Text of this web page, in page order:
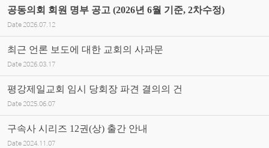
공동의회 회원 명부 공고 (2026년 6월 기준, 2차수정)
Date 2026.07.12
최근 언론 보도에 대한 교회의 사과문
Date 2026.03.17
평강제일교회 임시 당회장 파견 결의의 건
Date 2025.06.07
구속사 시리즈 12권(상) 출간 안내
Date 2024.11.07